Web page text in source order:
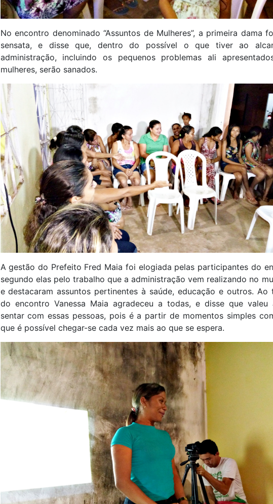
No encontro denominado “Assuntos de Mulheres”, a primeira dama
sensata, e disse que, dentro do possível o que tiver ao
administração, incluindo os pequenos problemas ali
mulheres, serão sanados.
A gestão do Prefeito Fred Maia foi elogiada pelas participantes do
segundo elas pelo trabalho que a administração vem realizando no
e destacaram assuntos pertinentes à saúde, educação e outros. Ao
do encontro Vanessa Maia agradeceu a todas, e disse que valeu
sentar com essas pessoas, pois é a partir de momentos simples
que é possível chegar-se cada vez mais ao que se espera.